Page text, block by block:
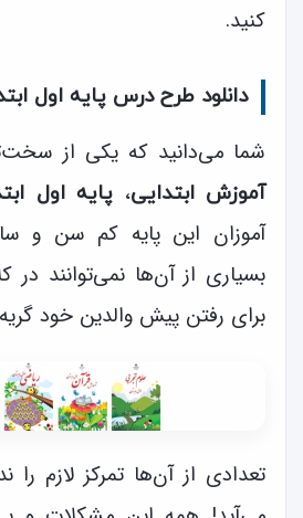
کنید.
دانلود طرح درس پایه اول
شما می‌دانید که یکی از
آموزش ابتدایی،پایه اول
آموزان این پایه کم سن و
بسیاری از آن‌ها نمی‌توانند در
برای رفتن پیش والدین خود
تعدادی از آن‌ها تمرکز لازم را